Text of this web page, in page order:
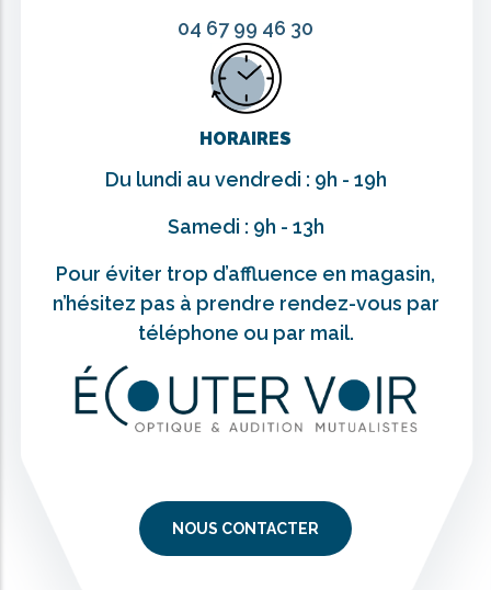
04 67 99 46 30
HORAIRES
Du lundi au vendredi : 9h - 19h
Samedi : 9h - 13h
Pour éviter trop d’affluence en magasin,
n’hésitez pas à prendre rendez-vous par
téléphone ou par mail.
NOUS CONTACTER